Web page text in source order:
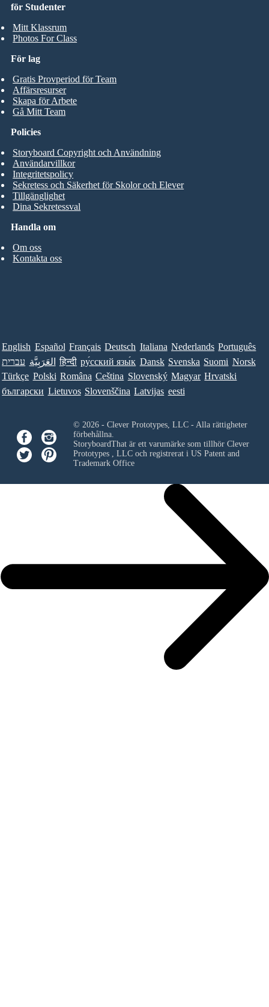
för Studenter
Mitt Klassrum
Photos For Class
För lag
Gratis Provperiod för Team
Affärsresurser
Skapa för Arbete
Gå Mitt Team
Handla om
Om oss
Kontakta oss
Policies
Storyboard Copyright och Användning
Användarvillkor
Integritetspolicy
Sekretess och Säkerhet för Skolor och Elever
Tillgänglighet
Dina Sekretessval
English Español Français Deutsch Italiana Nederlands Português
עברית العَرَبِيَّة हिन्दी ру́сский язы́к Dansk Svenska Suomi Norsk
Türkçe Polski Româna Ceština Slovenský Magyar Hrvatski
български Lietuvos Slovenščina Latvijas eesti
© 2026 - Clever Prototypes, LLC - Alla rättigheter
förbehållna.
StoryboardThat är ett varumärke som tillhör Clever
Prototypes , LLCoch registrerat i US Patent and
Trademark Office